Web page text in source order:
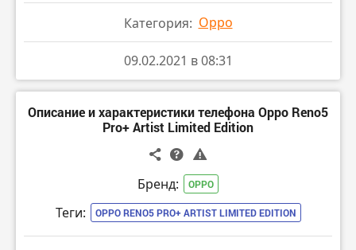
Категория: Oppo
09.02.2021 в 08:31
Описание и характеристики телефона Oppo Reno5
Pro+ Artist Limited Edition
Бренд: OPPO
Теги: OPPO RENO5 PRO+ ARTIST LIMITED EDITION